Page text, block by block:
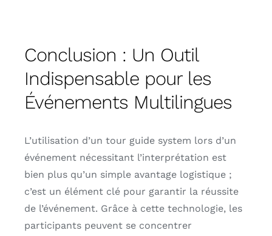
Conclusion : Un Outil
Indispensable pour les
Événements Multilingues
L’utilisation d’un tour guide system lors d’un
événement nécessitant l’interprétation est
bien plus qu’un simple avantage logistique ;
c’est un élément clé pour garantir la réussite
de l’événement. Grâce à cette technologie, les
participants peuvent se concentrer